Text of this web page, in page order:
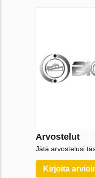
Arvostelut
Jätä arvostelusi
Kirjoita